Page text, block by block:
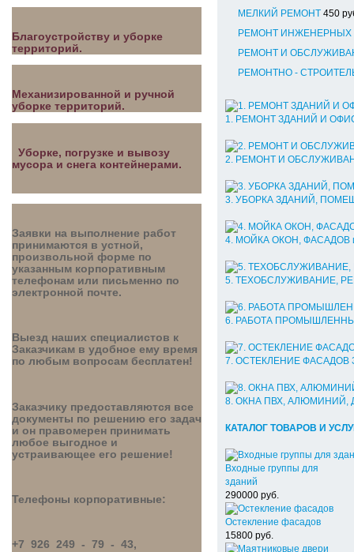
МЕЛКИЙ РЕМОНТ 450
РЕМОНТ ИНЖЕНЕРНЫХ
РЕМОНТ И
РЕМОНТНО -
1. РЕМОНТ ЗДАНИЙ И
2. РЕМОНТ И
3. УБОРКА ЗДАНИЙ,
4. МОЙКА ОКОН,
5. ТЕХОБСЛУЖИВАНИЕ,
6. РАБОТА
7. ОСТЕКЛЕНИЕ ФАСАДОВ
8. ОКНА ПВХ, АЛЮМИНИЙ,
КАТАЛОГ ТОВАРОВ И
Входные группы для
зданий
290000 руб.
Остекление фасадов
15800 руб.
Благоустройству и уборке
территорий.
Механизированной и ручной
уборке территорий.
Уборке, погрузке и вывозу
мусора и снега контейнерами.
Заявки на выполнение работ
принимаются в устной,
произвольной форме по
указанным корпоративным
телефонам или письменно по
электронной почте.
Выезд наших специалистов к
Заказчикам в удобное ему время
по любым вопросам бесплатен!
Заказчику предоставляются все
документы по решению его задач
и он правомерен принимать
любое выгодное и
устраивающее его решение!
Телефоны корпоративные:
+7 926 249 - 79 - 43,